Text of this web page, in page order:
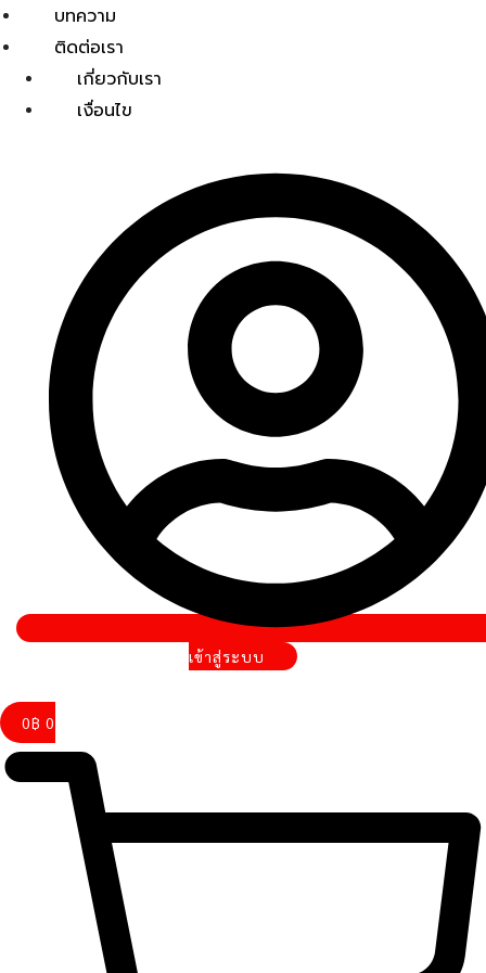
บทความ
ติดต่อเรา
เกี่ยวกับเรา
เงื่อนไข
เข้าสู่ระบบ
0฿ 0